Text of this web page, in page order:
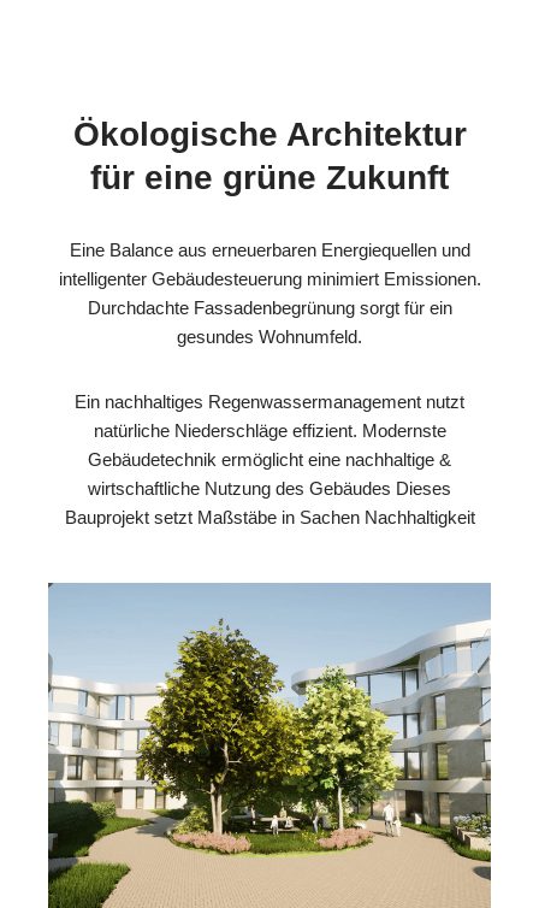
Ökologische Architektur
für eine grüne Zukunft
Eine Balance aus erneuerbaren Energiequellen und
intelligenter Gebäudesteuerung minimiert Emissionen.
Durchdachte Fassadenbegrünung sorgt für ein
gesundes Wohnumfeld.
Ein nachhaltiges Regenwassermanagement nutzt
natürliche Niederschläge effizient. Modernste
Gebäudetechnik ermöglicht eine nachhaltige &
wirtschaftliche Nutzung des Gebäudes Dieses
Bauprojekt setzt Maßstäbe in Sachen Nachhaltigkeit